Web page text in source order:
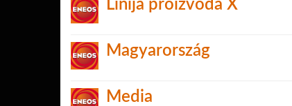
Linija proizvoda X
Magyarország
Media